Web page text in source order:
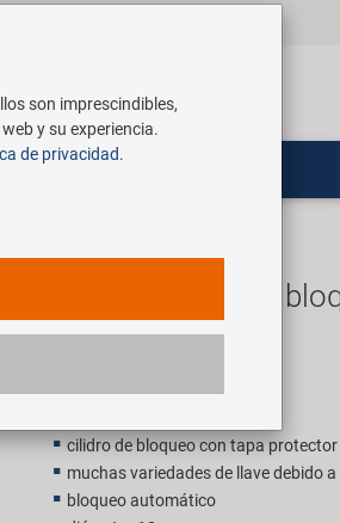
M-WAVE C 10.11
cilidro de bloqueo con tapa protector
muchas variedades de llave debido
bloqueo automático
son imprescindibles,
y su experiencia.
de privacidad.